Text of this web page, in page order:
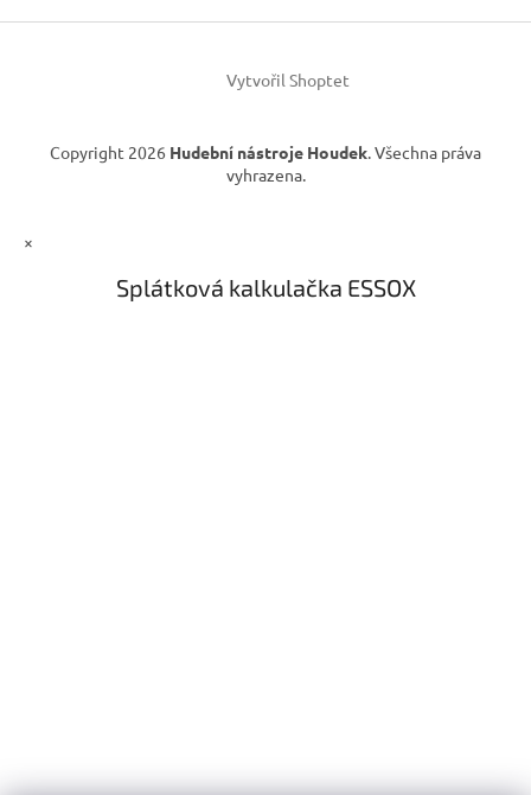
y
ý
s
u
í
Vytvořil Shoptet
Copyright 2026 Hudební nástroje Houdek. Všechna práva
vyhrazena.
×
Splátková kalkulačka ESSOX